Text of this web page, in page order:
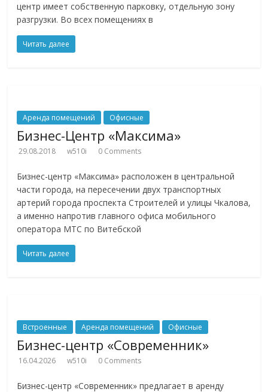
центр имеет собственную парковку, отдельную зону
разгрузки. Во всех помещениях в
Читать далее
Аренда помещений Офисные
Бизнес-Центр «Максима»
29.08.2018 w510i 0 Comments
Бизнес-центр «Максима» расположен в центральной
части города, на пересечении двух транспортных
артерий города проспекта Строителей и улицы Чкалова,
а именно напротив главного офиса мобильного
оператора МТС по Витебской
Читать далее
Встроенные Аренда помещений Офисные
Бизнес-центр «Современник»
16.04.2026 w510i 0 Comments
Бизнес-центр «Современник» предлагает в аренду